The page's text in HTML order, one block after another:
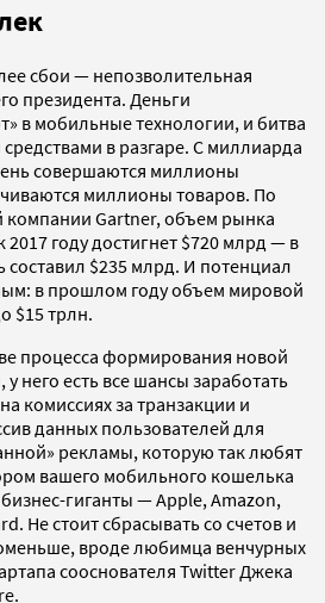
сбои — непозволительная
президента. Деньги
в мобильные технологии, и битва
в разгаре. С миллиарда
совершаются миллионы
миллионы товаров. По
компании Gartner, объем рынка
году достигнет $720 млрд — в
составил $235 млрд. И потенциал
в прошлом году объем мировой
$15 трлн.
процесса формирования новой
него есть все шансы заработать
комиссиях за транзакции и
данных пользователей для
рекламы, которую так любят
вашего мобильного кошелька
гиганты — Apple, Amazon,
Не стоит сбрасывать со счетов и
вроде любимца венчурных
сооснователя Twitter Джека